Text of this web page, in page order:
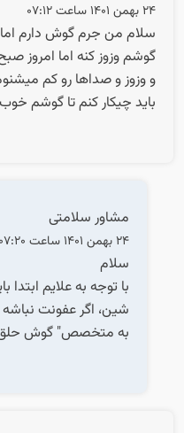
24 بهمن 1401 ساعت 07:12
سلام من جرم گوش دارم
گوشم وزوز کنه اما امروز
و وزوز و صداها رو کم
باید چیکار کنم تا گوشم
مشاور سلامتی
24 بهمن 1401 ساعت 07:20
سلام
با توجه به علایم
شین، اگر عفونت
به متخصص" گوش حلق